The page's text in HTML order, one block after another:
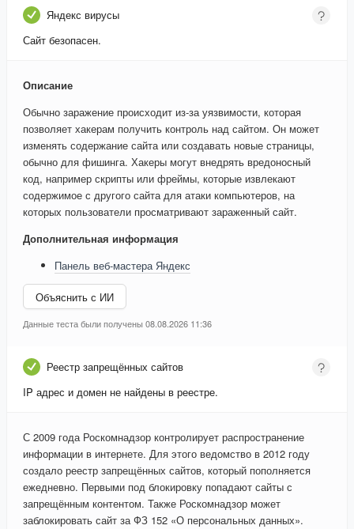
Яндекс вирусы
Сайт безопасен.
Описание
Обычно заражение происходит из-за уязвимости, которая
позволяет хакерам получить контроль над сайтом. Он может
изменять содержание сайта или создавать новые страницы,
обычно для фишинга. Хакеры могут внедрять вредоносный
код, например скрипты или фреймы, которые извлекают
содержимое с другого сайта для атаки компьютеров, на
которых пользователи просматривают зараженный сайт.
Дополнительная информация
Панель веб-мастера Яндекс
Объяснить с ИИ
Данные теста были получены 08.08.2026 11:36
Реестр запрещённых сайтов
IP адрес и домен не найдены в реестре.
С 2009 года Роскомнадзор контролирует распространение
информации в интернете. Для этого ведомство в 2012 году
создало реестр запрещённых сайтов, который пополняется
ежедневно. Первыми под блокировку попадают сайты с
запрещённым контентом. Также Роскомнадзор может
заблокировать сайт за ФЗ 152 «О персональных данных».